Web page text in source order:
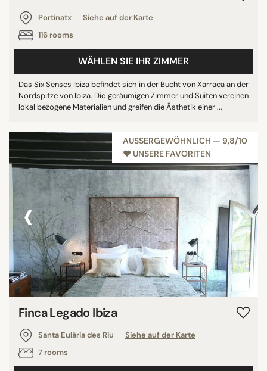
Portinatx
Siehe auf der Karte
116 rooms
WÄHLEN SIE IHR ZIMMER
Das Six Senses Ibiza befindet sich in der Bucht von Xarraca an der
Nordspitze von Ibiza. Die geräumigen Zimmer und Suiten vereinen
lokal bezogene Materialien und greifen die Ästhetik einer ...
AUSSERGEWÖHNLICH — 9,8/10
♥︎ UNSERE FAVORITEN
‹ ›
Finca Legado Ibiza
Santa Eulària des Riu
Siehe auf der Karte
7 rooms